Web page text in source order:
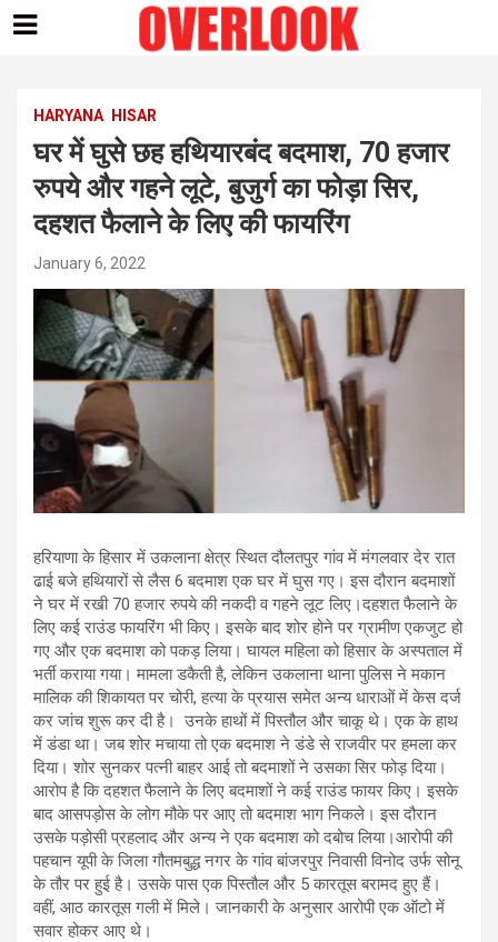
contentHARYANA HISAR
घर में घुसे छह हथियारबंद बदमाश, 70 हजार
रुपये और गहने लूटे, बुजुर्ग का फोड़ा सिर,
दहशत फैलाने के लिए की फायरिंग
January 6, 2022
हरियाणा के हिसार में उकलाना क्षेत्र स्थित दौलतपुर गांव में मंगलवार देर रात
ढाई बजे हथियारों से लैस 6 बदमाश एक घर में घुस गए। इस दौरान बदमाशों
ने घर में रखी 70 हजार रुपये की नकदी व गहने लूट लिए।दहशत फैलाने के
लिए कई राउंड फायरिंग भी किए। इसके बाद शोर होने पर ग्रामीण एकजुट हो
गए और एक बदमाश को पकड़ लिया। घायल महिला को हिसार के अस्पताल में
भर्ती कराया गया। मामला डकैती है, लेकिन उकलाना थाना पुलिस ने मकान
मालिक की शिकायत पर चोरी, हत्या के प्रयास समेत अन्य धाराओं में केस दर्ज
कर जांच शुरू कर दी है। उनके हाथों में पिस्तौल और चाकू थे। एक के हाथ
में डंडा था। जब शोर मचाया तो एक बदमाश ने डंडे से राजवीर पर हमला कर
दिया। शोर सुनकर पत्नी बाहर आई तो बदमाशों ने उसका सिर फोड़ दिया।
आरोप है कि दहशत फैलाने के लिए बदमाशों ने कई राउंड फायर किए। इसके
बाद आसपड़ोस के लोग मौके पर आए तो बदमाश भाग निकले। इस दौरान
उसके पड़ोसी प्रहलाद और अन्य ने एक बदमाश को दबोच लिया।आरोपी की
पहचान यूपी के जिला गौतमबुद्ध नगर के गांव बांजरपुर निवासी विनोद उर्फ सोनू
के तौर पर हुई है। उसके पास एक पिस्तौल और 5 कारतूस बरामद हुए हैं।
वहीं, आठ कारतूस गली में मिले। जानकारी के अनुसार आरोपी एक ऑटो में
सवार होकर आए थे।